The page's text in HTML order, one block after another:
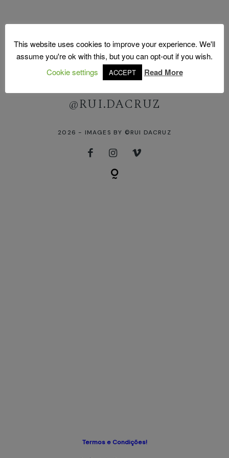
FOLLOW US ON INSTAGRAM
@RUI.DACRUZ
[instagram-feed]
2026 - IMAGES BY ©RUI DACRUZ
Termos e Condições!
This website uses cookies to improve your experience. We'll
assume you're ok with this, but you can opt-out if you wish.
Cookie settings
ACCEPT Read More